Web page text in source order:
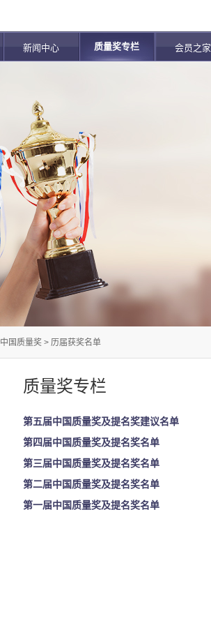
新闻中心 质量奖专栏 会员之家
质量奖专栏
中国质量奖 > 历届获奖名单
第五届中国质量奖及提名奖建议名单
第四届中国质量奖及提名奖名单
第三届中国质量奖及提名奖名单
第二届中国质量奖及提名奖名单
第一届中国质量奖及提名奖名单